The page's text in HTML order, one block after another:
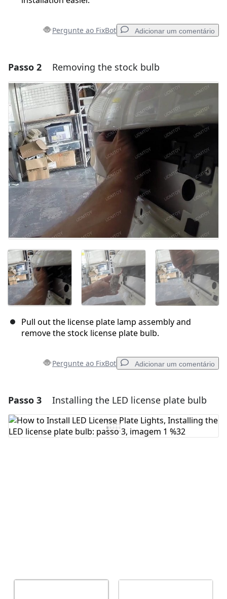
Pergunte ao FixBot Adicionar um comentário
Adicionar um comentário
Comentar
Cancelar Postar comentário
Passo 2 Removing the stock bulb
Pull out the license plate lamp assembly and
remove the stock license plate bulb.
Pergunte ao FixBot Adicionar um comentário
Adicionar um comentário
Comentar
Passo 3 Installing the LED license plate bulb